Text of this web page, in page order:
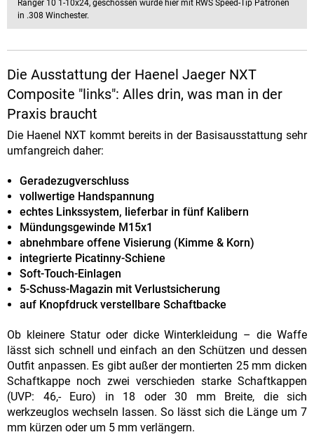
Ranger 10 1-10x24, geschossen wurde hier mit RWS Speed-Tip Patronen
in .308 Winchester.
Die Ausstattung der Haenel Jaeger NXT
Composite "links": Alles drin, was man in der
Praxis braucht
Die Haenel NXT kommt bereits in der Basisausstattung sehr
umfangreich daher:
Geradezugverschluss
vollwertige Handspannung
echtes Linkssystem, lieferbar in fünf Kalibern
Mündungsgewinde M15x1
abnehmbare offene Visierung (Kimme & Korn)
integrierte Picatinny-Schiene
Soft-Touch-Einlagen
5-Schuss-Magazin mit Verlustsicherung
auf Knopfdruck verstellbare Schaftbacke
Ob kleinere Statur oder dicke Winterkleidung – die Waffe
lässt sich schnell und einfach an den Schützen und dessen
Outfit anpassen. Es gibt außer der montierten 25 mm dicken
Schaftkappe noch zwei verschieden starke Schaftkappen
(UVP: 46,- Euro) in 18 oder 30 mm Breite, die sich
werkzeuglos wechseln lassen. So lässt sich die Länge um 7
mm kürzen oder um 5 mm verlängern.